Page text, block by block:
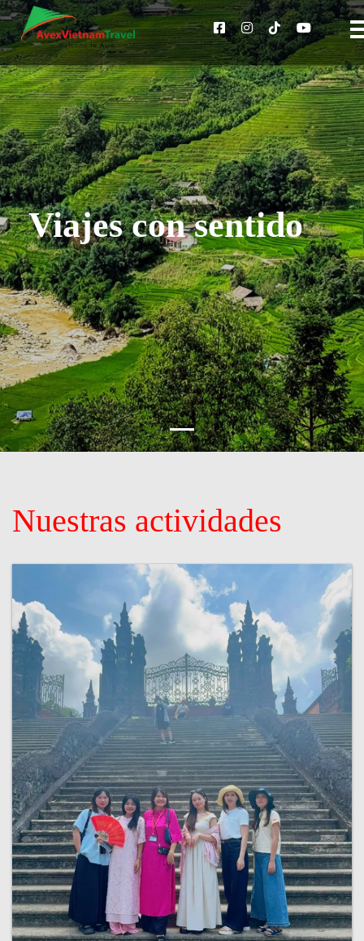
Viajes con sentido
Nuestras actividades